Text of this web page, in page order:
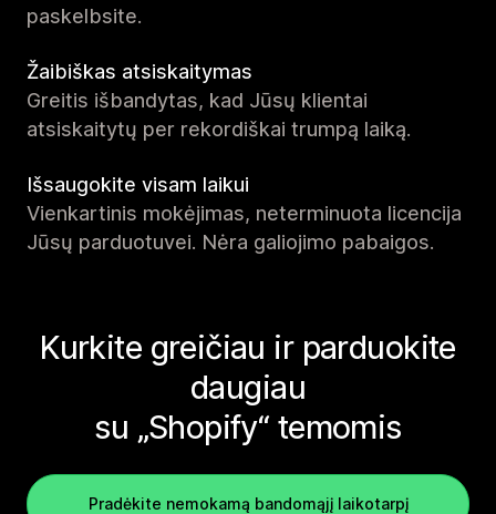
paskelbsite.
Žaibiškas atsiskaitymas
Greitis išbandytas, kad Jūsų klientai
atsiskaitytų per rekordiškai trumpą laiką.
Išsaugokite visam laikui
Vienkartinis mokėjimas, neterminuota licencija
Jūsų parduotuvei. Nėra galiojimo pabaigos.
Kurkite greičiau ir parduokite
daugiau
su „Shopify“ temomis
Pradėkite nemokamą bandomąjį laikotarpį